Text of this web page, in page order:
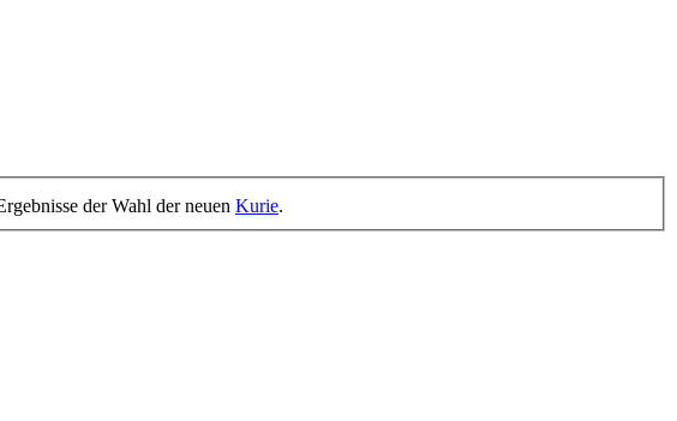
der Wahl der neuen Kurie.